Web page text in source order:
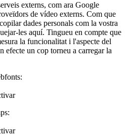
externs, com ara Google
de vídeo externs. Com que
dades personals com la vostra
les aquí. Tingueu en compte que
la funcionalitat i l'aspecte del
efecte un cop torneu a carregar la